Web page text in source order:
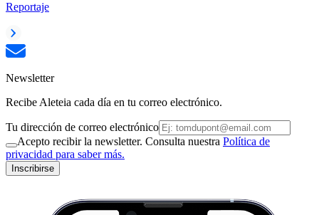
Reportaje
Newsletter
Recibe Aleteia cada día en tu correo electrónico.
Tu dirección de correo electrónico
Acepto recibir la newsletter. Consulta nuestra Política de
privacidad para saber más.
Inscribirse